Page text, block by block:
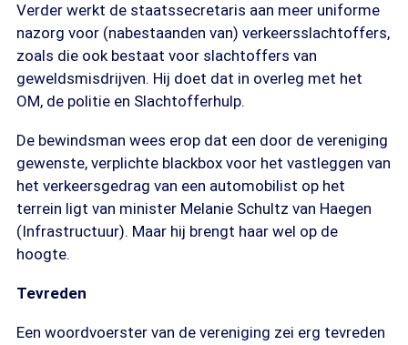
Verder werkt de staatssecretaris aan meer uniforme
nazorg voor (nabestaanden van) verkeersslachtoffers,
zoals die ook bestaat voor slachtoffers van
geweldsmisdrijven. Hij doet dat in overleg met het
OM, de politie en Slachtofferhulp.
De bewindsman wees erop dat een door de vereniging
gewenste, verplichte blackbox voor het vastleggen van
het verkeersgedrag van een automobilist op het
terrein ligt van minister Melanie Schultz van Haegen
(Infrastructuur). Maar hij brengt haar wel op de
hoogte.
Tevreden
Een woordvoerster van de vereniging zei erg tevreden